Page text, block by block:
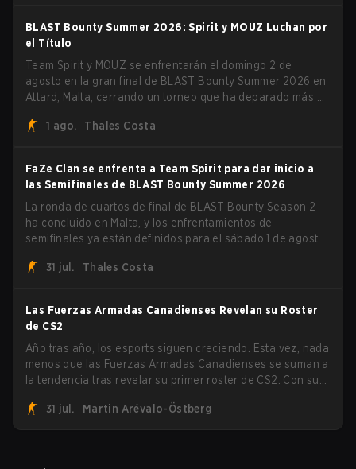
BLAST Bounty Summer 2026: Spirit y MOUZ Luchan por
el Título
Team Spirit y MOUZ se enfrentarán el domingo 2 de
agosto en la gran final de BLAST Bounty Summer 2026 en
Attard, Malta, cerrando un torneo que ha deparado más de
1 ago.
Thales Costa
FaZe Clan se enfrenta a Team Spirit para dar inicio a
las Semifinales de BLAST Bounty Summer 2026
La ronda de cuartos de final de BLAST Bounty Season 2
ha concluido en Malta, y los enfrentamientos de
semifinales ya están definidos para el sábado 1 de agosto.
sobrevivientes que aún luchan por el trofeo, mientras que
31 jul. Thales Costa
Las Fuerzas Armadas Canadienses Revelan su Roster
de CS2
Año tras año, los esports siguen creciendo. Esta vez, nada
menos que las Fuerzas Armadas Canadienses se suman a
la tendencia tras revelar su primer roster de CS2. Con su
unirá ahora a una competencia de CS para personal
militar destinada a expandir el alcance de los esports.
31 jul. Martin Arévalo-Östberg